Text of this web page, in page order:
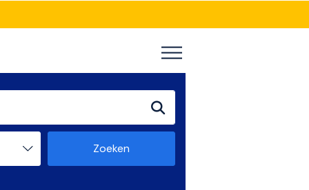
Zoeken